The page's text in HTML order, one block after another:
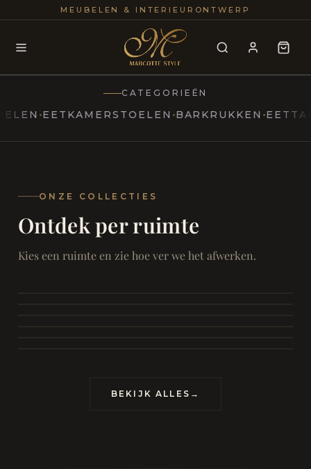
MEUBELEN & INTERIEURONTWERP
Modern
Marcottestyle Living
25+
CATEGORIEËN
EETKAMERSTOELEN BARKRUKKEN EETTAFELS
ONZE COLLECTIES
Ontdek per ruimte
Kies een ruimte en zie hoe ver we het afwerken.
SAMEN ONTSPANNEN
Woonkamer
Eetkamer
RUST EN RETRAITE
BEKIJK ALLES →